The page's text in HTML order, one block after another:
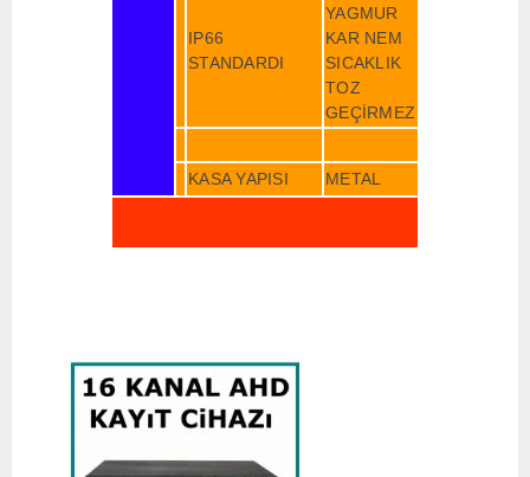
IP66
STANDARDI
YAGMUR
KAR NEM
SICAKLIK
TOZ
GEÇİRMEZ
KASA YAPISI METAL